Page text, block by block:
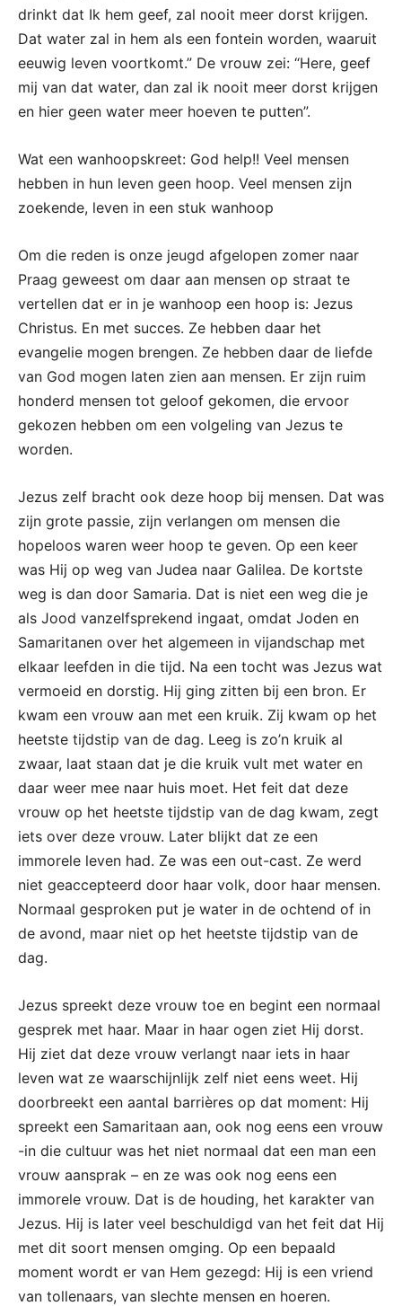
drinkt dat Ik hem geef, zal nooit meer dorst krijgen.
Dat water zal in hem als een fontein worden, waaruit
eeuwig leven voortkomt.” De vrouw zei: “Here, geef
mij van dat water, dan zal ik nooit meer dorst krijgen
en hier geen water meer hoeven te putten”.
Wat een wanhoopskreet: God help!! Veel mensen
hebben in hun leven geen hoop. Veel mensen zijn
zoekende, leven in een stuk wanhoop
Om die reden is onze jeugd afgelopen zomer naar
Praag geweest om daar aan mensen op straat te
vertellen dat er in je wanhoop een hoop is: Jezus
Christus. En met succes. Ze hebben daar het
evangelie mogen brengen. Ze hebben daar de liefde
van God mogen laten zien aan mensen. Er zijn ruim
honderd mensen tot geloof gekomen, die ervoor
gekozen hebben om een volgeling van Jezus te
worden.
Jezus zelf bracht ook deze hoop bij mensen. Dat was
zijn grote passie, zijn verlangen om mensen die
hopeloos waren weer hoop te geven. Op een keer
was Hij op weg van Judea naar Galilea. De kortste
weg is dan door Samaria. Dat is niet een weg die je
als Jood vanzelfsprekend ingaat, omdat Joden en
Samaritanen over het algemeen in vijandschap met
elkaar leefden in die tijd. Na een tocht was Jezus wat
vermoeid en dorstig. Hij ging zitten bij een bron. Er
kwam een vrouw aan met een kruik. Zij kwam op het
heetste tijdstip van de dag. Leeg is zo’n kruik al
zwaar, laat staan dat je die kruik vult met water en
daar weer mee naar huis moet. Het feit dat deze
vrouw op het heetste tijdstip van de dag kwam, zegt
iets over deze vrouw. Later blijkt dat ze een
immorele leven had. Ze was een out-cast. Ze werd
niet geaccepteerd door haar volk, door haar mensen.
Normaal gesproken put je water in de ochtend of in
de avond, maar niet op het heetste tijdstip van de
dag.
Jezus spreekt deze vrouw toe en begint een normaal
gesprek met haar. Maar in haar ogen ziet Hij dorst.
Hij ziet dat deze vrouw verlangt naar iets in haar
leven wat ze waarschijnlijk zelf niet eens weet. Hij
doorbreekt een aantal barrières op dat moment: Hij
spreekt een Samaritaan aan, ook nog eens een vrouw
-in die cultuur was het niet normaal dat een man een
vrouw aansprak – en ze was ook nog eens een
immorele vrouw. Dat is de houding, het karakter van
Jezus. Hij is later veel beschuldigd van het feit dat Hij
met dit soort mensen omging. Op een bepaald
moment wordt er van Hem gezegd: Hij is een vriend
van tollenaars, van slechte mensen en hoeren.